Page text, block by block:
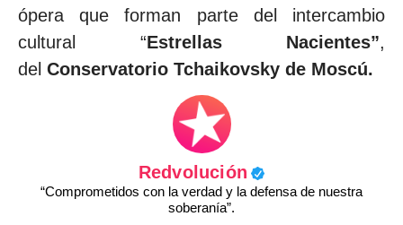
ópera que forman parte del intercambio
cultural “Estrellas Nacientes”,
del Conservatorio Tchaikovsky de Moscú.
Redvolución
“Comprometidos con la verdad y la defensa de nuestra
soberanía”.